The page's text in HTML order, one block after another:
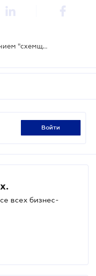
БЭБ уже работает над разоблачением "схемщиков"
войти
всех бизнес-